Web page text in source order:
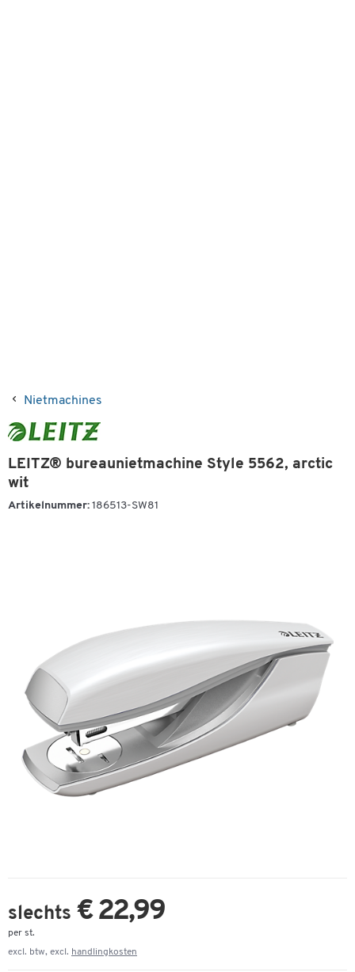
Nietmachines
LEITZ® bureaunietmachine Style 5562, arctic
wit
Artikelnummer: 186513-SW81
slechts € 22,99
per st.
excl. btw, excl. handlingkosten